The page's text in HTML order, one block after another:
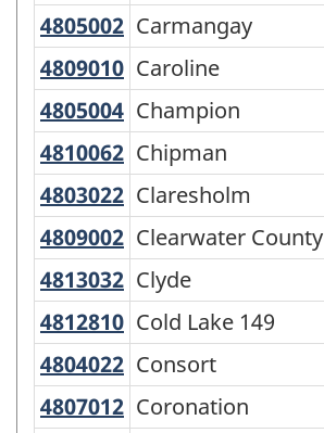
4805002 Carmangay
Carmangay
4809010 Caroline
Caroline
4805004 Champion
Champion
4810062 Chipman
Chipman
4803022 Claresholm
Claresholm
4809002 Clearwater County
Clearwater County
4813032 Clyde
Clyde
4812810 Cold Lake 149
Cold Lake 149
4804022 Consort
Consort
4807012 Coronation
Coronation